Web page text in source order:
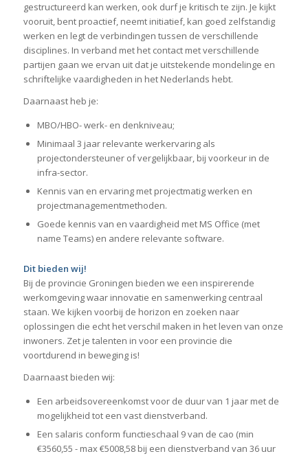
gestructureerd kan werken, ook durf je kritisch te zijn. Je kijkt
vooruit, bent proactief, neemt initiatief, kan goed zelfstandig
werken en legt de verbindingen tussen de verschillende
disciplines. In verband met het contact met verschillende
partijen gaan we ervan uit dat je uitstekende mondelinge en
schriftelijke vaardigheden in het Nederlands hebt.
Daarnaast heb je:
MBO/HBO- werk- en denkniveau;
Minimaal 3 jaar relevante werkervaring als
projectondersteuner of vergelijkbaar, bij voorkeur in de
infra-sector.
Kennis van en ervaring met projectmatig werken en
projectmanagementmethoden.
Goede kennis van en vaardigheid met MS Office (met
name Teams) en andere relevante software.
Dit bieden wij!
Bij de provincie Groningen bieden we een inspirerende
werkomgeving waar innovatie en samenwerking centraal
staan. We kijken voorbij de horizon en zoeken naar
oplossingen die echt het verschil maken in het leven van onze
inwoners. Zet je talenten in voor een provincie die
voortdurend in beweging is!
Daarnaast bieden wij:
Een arbeidsovereenkomst voor de duur van 1 jaar met de
mogelijkheid tot een vast dienstverband.
Een salaris conform functieschaal 9 van de cao (min
€3560,55 - max €5008,58 bij een dienstverband van 36 uur